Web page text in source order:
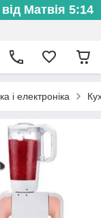
Матвія 5:14
і електроніка